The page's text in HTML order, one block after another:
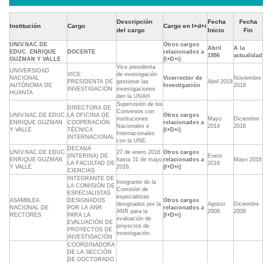
Institución Cargo
Descripción
del cargo
Cargo en I+d+i
Fecha
Inicio
Fecha
Fin
UNIV.NAC.DE
EDUC. ENRIQUE
GUZMAN Y VALLE
DOCENTE
Otros cargos
relacionados a
(I+D+i)
Abril
1996
A la
actualidad
UNIVERSIDAD
NACIONAL
AUTÓNOMA DE
HUANTA
VICE
PRESIDENTA DE
INVESTIGACIÓN
Vice presidenta
de investigación
gestionar las
investigaciones
den la UNAH
Vicerrector de
Investigación
Abril 2018
Noviembre
2018
UNIV.NAC.DE EDUC.
ENRIQUE GUZMAN
Y VALLE
DIRECTORA DE
LA OFICINA DE
COOPERACIÓN
TÉCNICA
INTERNACIONAL
Supervisiòn de los
Convenios con
instituciones
Nacionales e
Internacionales
con la UNE
Otros cargos
relacionados a
(I+D+i)
Mayo
2014
Diciembre
2016
UNIV.NAC.DE EDUC.
ENRIQUE GUZMAN
Y VALLE
DECANA
(INTERINA) DE
LA FACULTAD DE
CIENCIAS
27 de enero 2016
hasta 31 de mayo
2016.
Otros cargos
relacionados a
(I+D+i)
Enero
2016
Mayo 2016
ASAMBLEA
NACIONAL DE
RECTORES
INTEGRANTE DE
LA COMISIÓN DE
ESPECIALISTAS
DESIGNADOS
POR LA ANR
PARA LA
EVALUACIÓN DE
PROYECTOS DE
INVESTIGACIÓN
Integrante de la
Comisión de
especialistas
designados por la
ANR para la
evaluación de
proyectos de
investigación.
Otros cargos
relacionados a
(I+D+i)
Agosto
2008
Diciembre
2008
COORDINADORA
DE LA SECCIÓN
DE DOCTORADO